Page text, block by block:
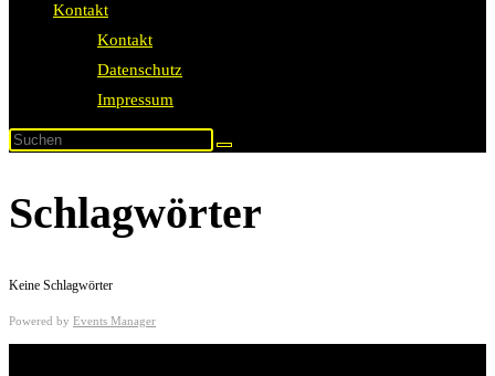
Kontakt
Kontakt
Datenschutz
Impressum
Schlagwörter
Keine Schlagwörter
Powered by Events Manager